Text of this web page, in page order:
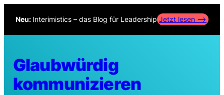
Inhalt
Neu: Interimistics – das Blog für Leadership Jetzt lesen –>
Glaubwürdig
kommunizieren